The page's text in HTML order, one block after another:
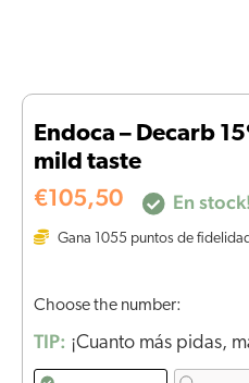
Endoca – Decarb
mild taste
€105,50 En stock!
Gana 1055 puntos de
Choose the number:
TIP: ¡Cuanto más pidas,